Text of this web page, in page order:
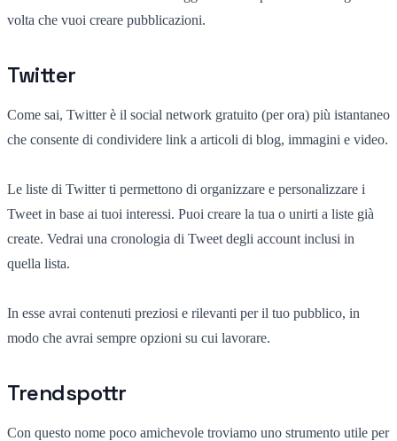
volta che vuoi creare pubblicazioni.
Twitter
Come sai, Twitter è il social network gratuito (per ora) più istantaneo
che consente di condividere link a articoli di blog, immagini e video.
Le liste di Twitter ti permettono di organizzare e personalizzare i
Tweet in base ai tuoi interessi. Puoi creare la tua o unirti a liste già
create. Vedrai una cronologia di Tweet degli account inclusi in
quella lista.
In esse avrai contenuti preziosi e rilevanti per il tuo pubblico, in
modo che avrai sempre opzioni su cui lavorare.
Trendspottr
Con questo nome poco amichevole troviamo uno strumento utile per